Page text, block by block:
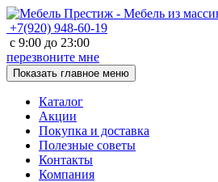
+7(920) 948-60-19
с 9:00 до 23:00
перезвоните мне
Показать главное меню
Каталог
Акции
Покупка и доставка
Полезные советы
Контакты
Компания